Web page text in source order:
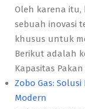
Oleh karena itu,
sebuah inovasi
khusus untuk
Berikut adalah
Kapasitas
Zobo Gas:
Modern